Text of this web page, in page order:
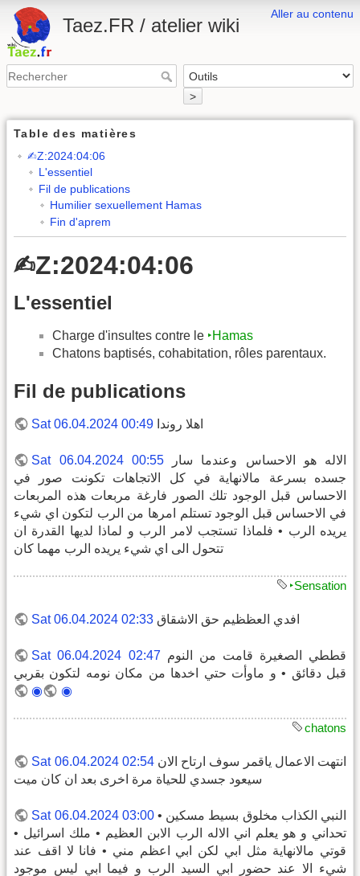
Aller au contenu
Taez.FR / atelier wiki
>
Table des matières
✍︎Z:2024:04:06
L'essentiel
Fil de publications
Humilier sexuellement Hamas
Fin d'aprem
✍︎Z:2024:04:06
L'essentiel
Charge d'insultes contre le ‣Hamas
Chatons baptisés, cohabitation, rôles parentaux.
Fil de publications
Sat 06.04.2024 00:49 اهلا روندا
Sat 06.04.2024 00:55
الاله هو الاحساس وعندما سار
جسده بسرعة مالانهاية في كل الاتجاهات تكونت صور في
الاحساس قبل الوجود تلك الصور فارغة مربعات هذه المربعات
في الاحساس قبل الوجود تستلم امرها من الرب لتكون اي شيء
يريده الرب • فلماذا تستجب لامر الرب و لماذا لديها القدرة ان
تتحول الى اي شيء يريده الرب مهما كان
‣Sensation
Sat 06.04.2024 02:33 افدي العظظيم حق الاشقاق
Sat 06.04.2024 02:47 قططي الصغيرة قامت من النوم
قبل دقائق • و ماوأت حتي اخدها من مكان نومه لتكون بقربي
◉
◉
chatons
Sat 06.04.2024 02:54 انتهت الاعمال ياقمر سوف ارتاح الان
سيعود جسدي للحياة مرة اخرى بعد ان كان ميت
Sat 06.04.2024 03:00 النبي الكذاب مخلوق بسيط مسكين •
تحداني و هو يعلم اني الاله الرب الابن العظيم • ملك اسرائيل •
قوتي مالانهاية مثل ابي لكن ابي اعظم مني • فانا لا اقف عند
شيء الا عند حضور ابي السيد الرب و فيما ابي ليس موجود